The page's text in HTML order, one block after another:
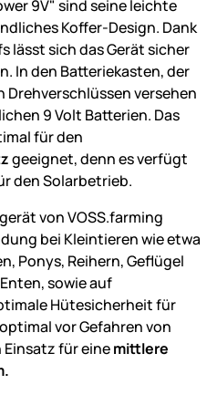
9V" sind seine leichte
Koffer-Design. Dank
lässt sich das Gerät sicher
In den Batteriekasten, der
versehen
9 Volt Batterien. Das
für den
geeignet, denn es verfügt
den Solarbetrieb.
von VOSS.farming
bei Kleintieren wie etwa
Ponys, Reihern, Geflügel
sowie auf
Hütesicherheit für
vor Gefahren von
für einemittlere